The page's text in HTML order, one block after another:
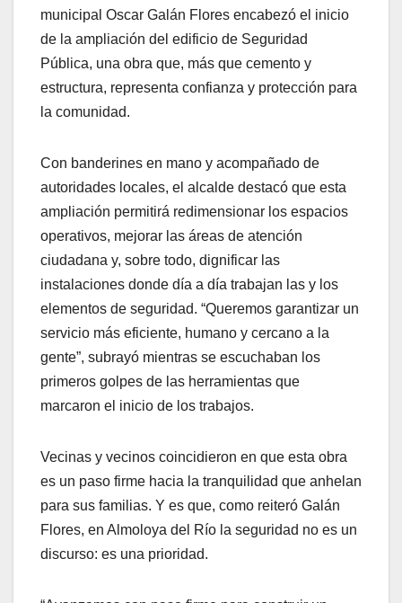
municipal Oscar Galán Flores encabezó el inicio
de la ampliación del edificio de Seguridad
Pública, una obra que, más que cemento y
estructura, representa confianza y protección para
la comunidad.
Con banderines en mano y acompañado de
autoridades locales, el alcalde destacó que esta
ampliación permitirá redimensionar los espacios
operativos, mejorar las áreas de atención
ciudadana y, sobre todo, dignificar las
instalaciones donde día a día trabajan las y los
elementos de seguridad. “Queremos garantizar un
servicio más eficiente, humano y cercano a la
gente”, subrayó mientras se escuchaban los
primeros golpes de las herramientas que
marcaron el inicio de los trabajos.
Vecinas y vecinos coincidieron en que esta obra
es un paso firme hacia la tranquilidad que anhelan
para sus familias. Y es que, como reiteró Galán
Flores, en Almoloya del Río la seguridad no es un
discurso: es una prioridad.